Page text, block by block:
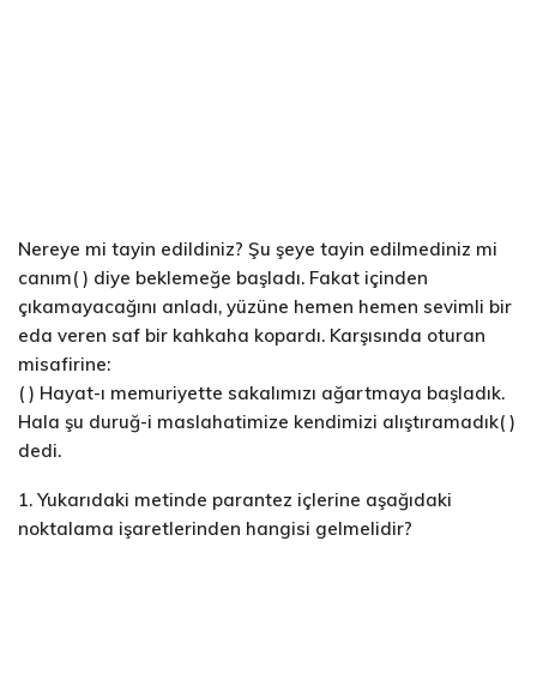
Nereye mi tayin edildiniz? Şu şeye tayin edilmediniz mi
canım( ) diye beklemeğe başladı. Fakat içinden
çıkamayacağını anladı, yüzüne hemen hemen sevimli bir
eda veren saf bir kahkaha kopardı. Karşısında oturan
( ) Hayat-ı memuriyette sakalımızı ağartmaya başladık.
Hala şu duruğ-i maslahatimize kendimizi alıştıramadık( )
dedi.
1. Yukarıdaki metinde parantez içlerine aşağıdaki
noktalama işaretlerinden hangisi gelmelidir?